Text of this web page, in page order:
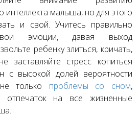
интеллекта малыша, но для этого
и свой. Учитесь правильно
эмоции, давая выход
ребенку злиться, кричать,
заставляйте стресс копиться
с высокой долей вероятности
только проблемы со сном,
на все жизненные